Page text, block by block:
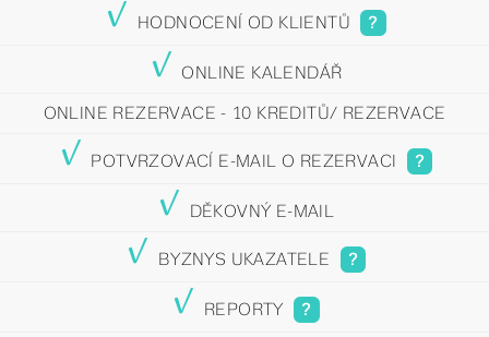
y HODNOCENÍ OD KLIENTŮ ?
y ONLINE KALENDÁŘ
ONLINE REZERVACE - 10 KREDITŮ/ REZERVACE
y POTVRZOVACÍ E-MAIL O REZERVACI ?
y DĚKOVNÝ E-MAIL
y BYZNYS UKAZATELE ?
y REPORTY ?